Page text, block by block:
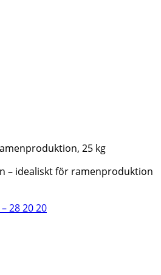
– idealiskt för ramenproduktion
28 20 20